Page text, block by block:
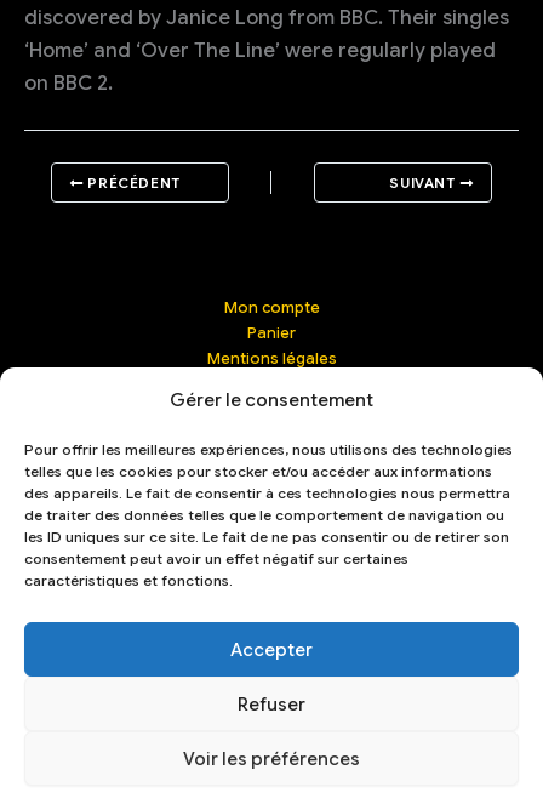
Gérer le consentement
Pour offrir les meilleures expériences, nous utilisons des technologies
telles que les cookies pour stocker et/ou accéder aux informations
des appareils. Le fait de consentir à ces technologies nous permettra
de traiter des données telles que le comportement de navigation ou
les ID uniques sur ce site. Le fait de ne pas consentir ou de retirer son
consentement peut avoir un effet négatif sur certaines
caractéristiques et fonctions.
Accepter
Refuser
Voir les préférences
discovered by Janice Long from BBC. Their singles
‘Home’ and ‘Over The Line’ were regularly played
on BBC 2.
PRÉCÉDENT SUIVANT
Mon compte
Panier
Mentions légales
Confidentialité
Livraison & retours
Mot de passe perdu
French
Copyright © 2026 The Celtic Social Club